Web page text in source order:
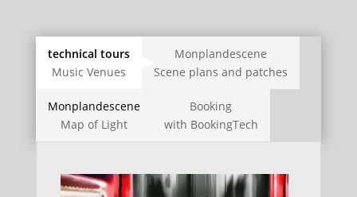
technical tours
Music Venues
Monplandescene
Scene plans and patches
Monplandescene
Map of Light
Booking
with BookingTech